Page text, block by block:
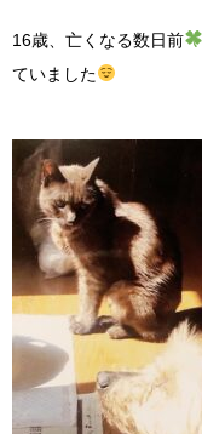
16歳、亡くなる数日前
ていました